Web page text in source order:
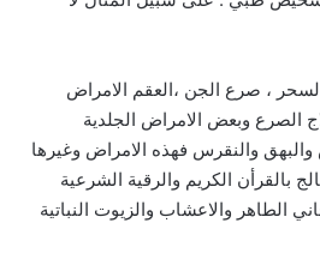
، صرع الجن ،العقم الامراض
الصرع وبعض الامراض الجلدية
والنقرس فهذه الامراض وغيرها
بالقرأن الكريم والرقية الشرعية
الطاهر والاعشاب والزيوت النباتية